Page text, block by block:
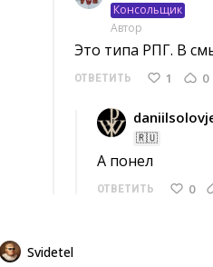
Консольщик
Автор
Это типа РПГ. В
ОТВЕТИТЬ 1 0
🇷🇺
А понел
ОТВЕТИТЬ 0
Svidetel